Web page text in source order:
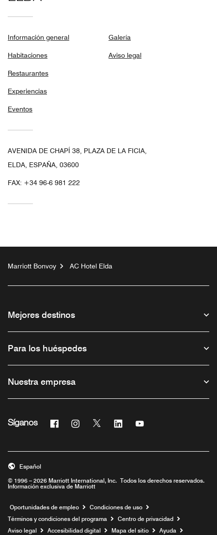
Información general
Habitaciones
Restaurantes
Experiencias
Eventos
Galería
Aviso legal
AVENIDA DE CHAPÍ 38, PLAZA DE LA FICIA,
ELDA, ESPAÑA, 03600
FAX: +34 96-6 981 222
Marriott Bonvoy AC Hotel Elda
Mejores destinos
Para los huéspedes
Nuestra empresa
Síganos Facebook
Abre una ventana nueva
Instagram
Abre una ventana nueva
Twitter
Abre una ventana nueva
Linkedin
Abre una ventana nueva
Abre una ventana
© 1996 – 2026 Marriott International, Inc. Todos los derechos reservados.
Información exclusiva de Marriott
Español
Oportunidades de empleo Abre una ventana nueva
Condiciones de uso
Términos y condiciones del programa
Centro de privacidad
Aviso legal
Accesibilidad digital Mapa del sitio Ayuda